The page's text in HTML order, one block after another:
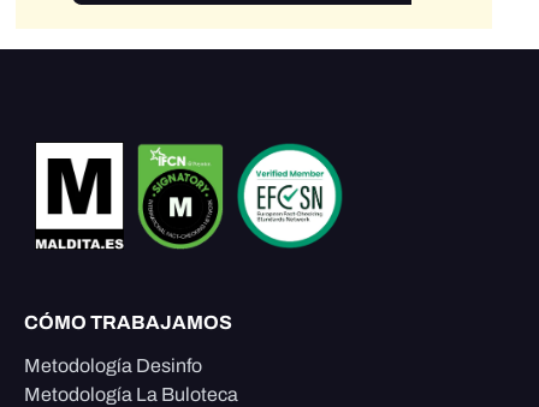
CÓMO TRABAJAMOS
Metodología Desinfo
Metodología La Buloteca